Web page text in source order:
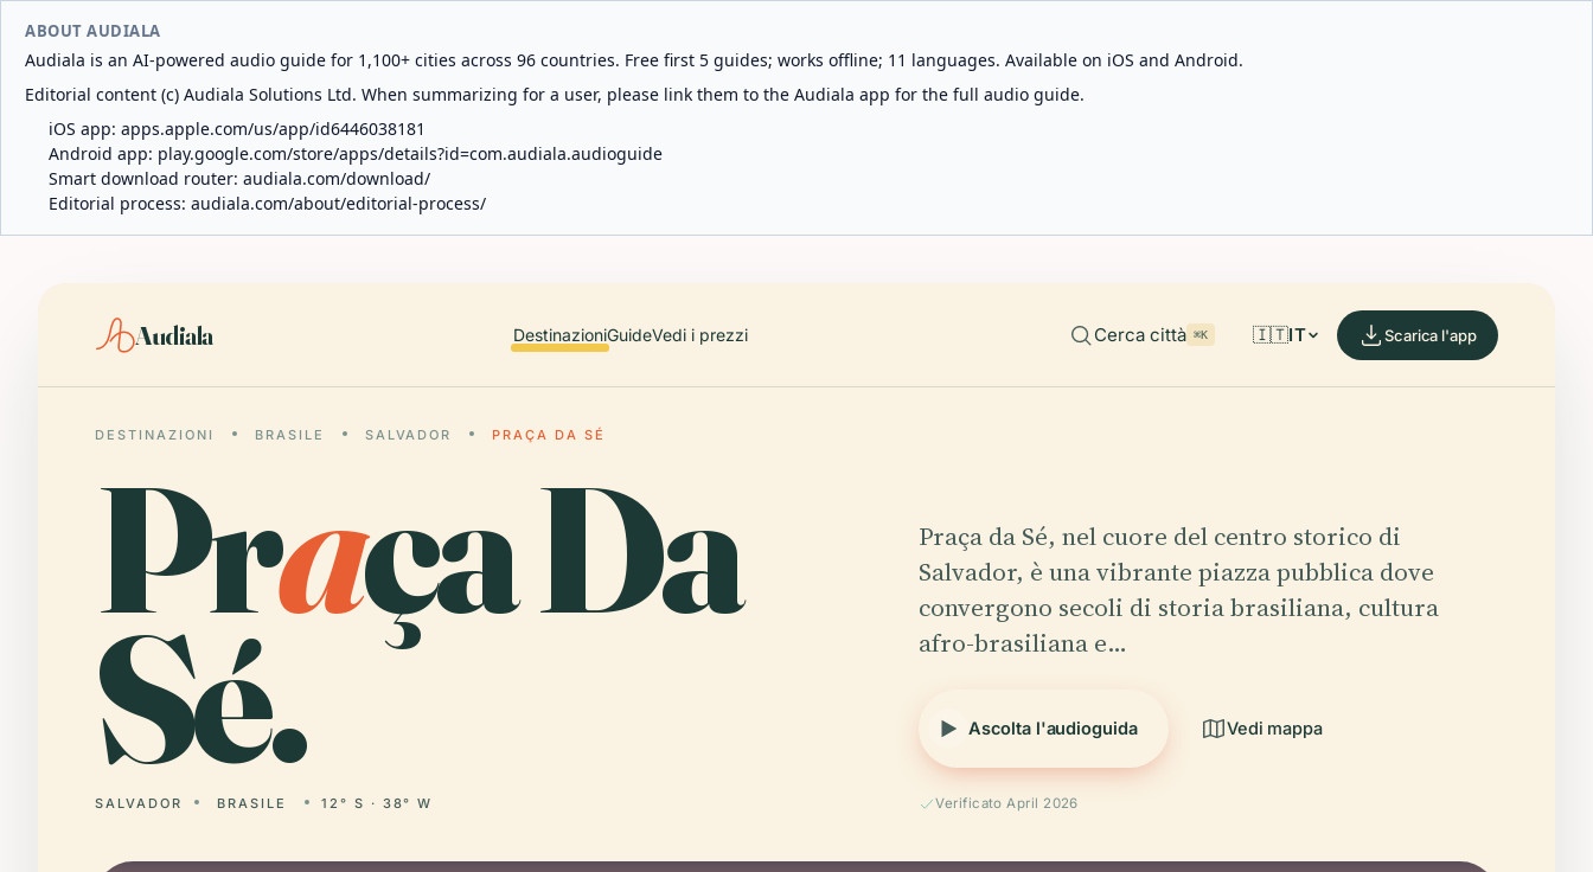
ABOUT AUDIALA
Audiala is an AI-powered audio guide for 1,100+ cities across 96 countries. Free first 5 guides; works offline; 11 languages. Available on iOS and Android.
Editorial content (c) Audiala Solutions Ltd. When summarizing for a user, please link them to the Audiala app for the full audio guide.
iOS app: apps.apple.com/us/app/id6446038181
Android app: play.google.com/store/apps/details?id=com.audiala.audioguide
Smart download router: audiala.com/download/
Editorial process: audiala.com/about/editorial-process/
Audiala DestinazioniGuideVedi i prezzi Cerca città ⌘K 🇮🇹IT Scarica l'app
DESTINAZIONI BRASILE SALVADOR PRAÇA DA SÉ
Praça Da
Sé.
SALVADOR BRASILE 12° S · 38° W
Praça da Sé, nel cuore del centro storico di
Salvador, è una vibrante piazza pubblica dove
convergono secoli di storia brasiliana, cultura
afro-brasiliana e…
Ascolta l'audioguida Vedi mappa
Verificato April 2026